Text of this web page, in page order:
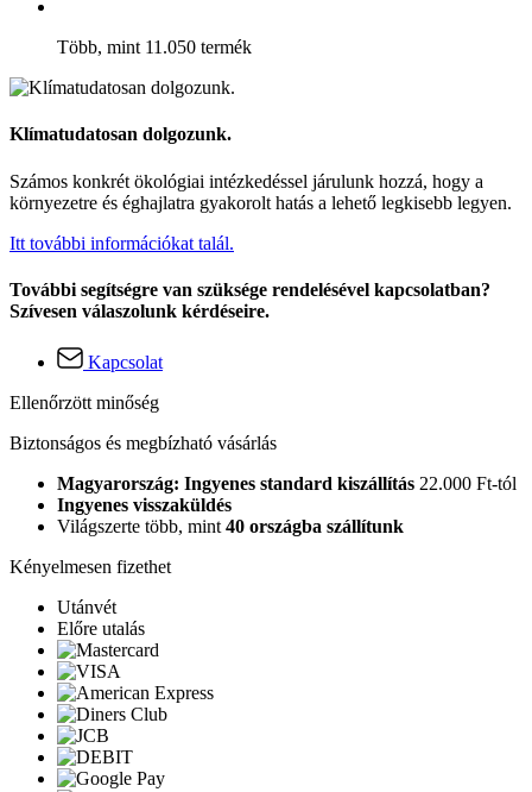
Több, mint 11.050 termék
Klímatudatosan dolgozunk.
Számos konkrét ökológiai intézkedéssel járulunk hozzá, hogy a
környezetre és éghajlatra gyakorolt hatás a lehető legkisebb legyen.
Itt további információkat talál.
További segítségre van szüksége rendelésével kapcsolatban?
Szívesen válaszolunk kérdéseire.
Kapcsolat
Ellenőrzött minőség
Biztonságos és megbízható vásárlás
Magyarország: Ingyenes standard kiszállítás 22.000 Ft-tól
Ingyenes visszaküldés
Világszerte több, mint 40 országba szállítunk
Kényelmesen fizethet
Utánvét
Előre utalás